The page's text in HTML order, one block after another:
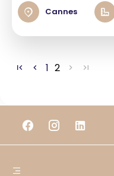
Cannes
1 2